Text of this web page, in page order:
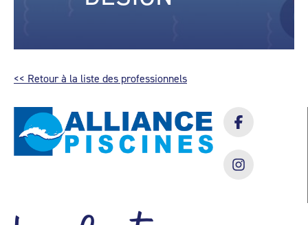
<< Retour à la liste des professionnels